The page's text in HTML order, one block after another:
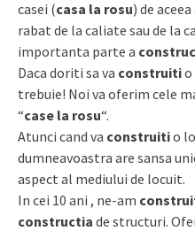
casei (casa la rosu) de
rabat de la caliate sau de la
importanta parte a
Daca doriti sa va construitio
trebuie! Noi va oferim cele
“case la rosu“.
Atunci cand va construitio
dumneavoastra are sansa
aspect al mediului de locuit.
In cei 10 ani , ne-am
constructia de structuri.